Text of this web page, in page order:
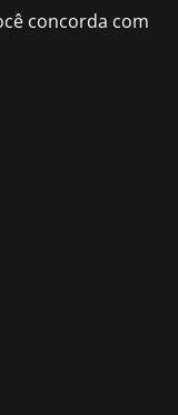
concorda com